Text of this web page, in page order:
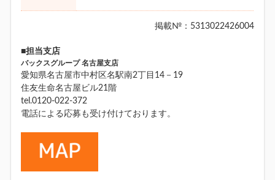
掲載№：5313022426004
■担当支店
バックスグループ 名古屋支店
愛知県名古屋市中村区名駅南2丁目14－19
住友生命名古屋ビル21階
tel.0120-022-372
電話による応募も受け付けております。